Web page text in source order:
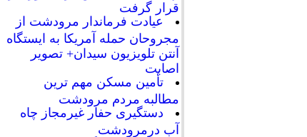
قرار گرفت
عیادت فرماندار مرودشت از
مجروحان حمله آمریکا به ایستگاه
آنتن تلویزیون سیدان+ تصویر
اصابت
تأمین مسکن مهم ترین
مطالبه مردم مرودشت
دستگیری حفار غیرمجاز چاه
آب درمرودشت